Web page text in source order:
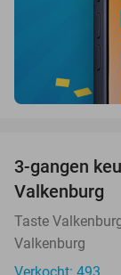
3-gangen
Valkenburg
Taste
Valkenburg